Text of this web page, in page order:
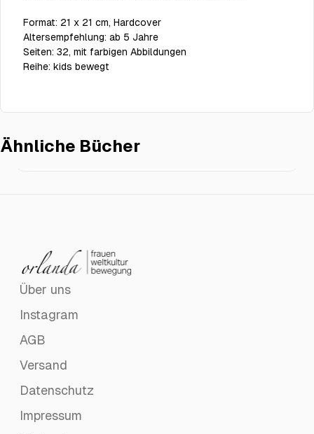
Format: 21 x 21 cm, Hardcover
Altersempfehlung: ab 5 Jahre
Seiten: 32, mit farbigen Abbildungen
Reihe: kids bewegt
Ähnliche Bücher
Über uns
Instagram
AGB
Versand
Datenschutz
Impressum